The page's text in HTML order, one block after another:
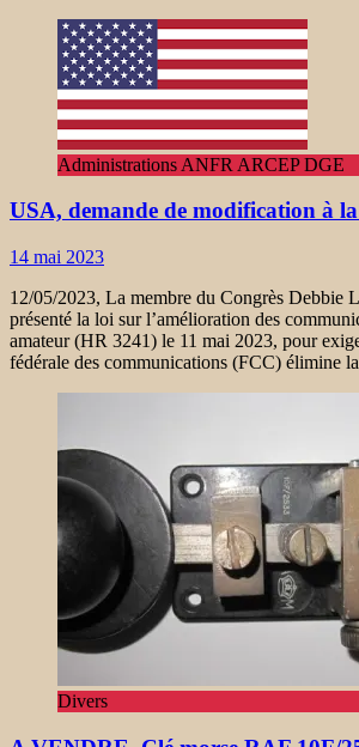
Administrations ANFR ARCEP DGE
USA, demande de modification à
14 mai 2023
12/05/2023, La membre du Congrès Debbie
présenté la loi sur l’amélioration des
amateur (HR 3241) le 11 mai 2023, pour
fédérale des communications (FCC) élimine
Divers